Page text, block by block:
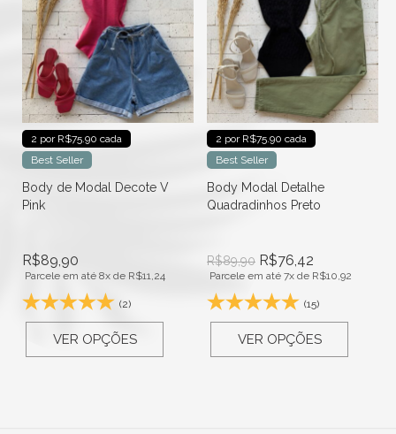
2 por R$75.90 cada
Best Seller
Body de Modal Decote V
Pink
R$89,90
Parcele em até 8x de R$11,24
(2)
VER OPÇÕES
2 por R$75.90 cada
Best Seller
Body Modal Detalhe
Quadradinhos Preto
R$89,90 R$76,42
Parcele em até 7x de R$10,92
(15)
VER OPÇÕES